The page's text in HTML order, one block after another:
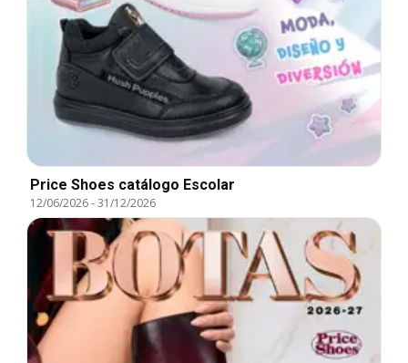
Price Shoes catálogo Escolar
12/06/2026-31/12/2026